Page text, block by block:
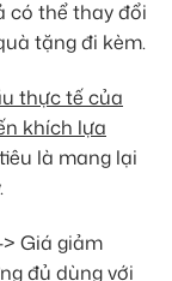
có thể thay đổi
tặng đi kèm.
thực tế của
khích lựa
là mang lại
Giá giảm
đủ dùng với